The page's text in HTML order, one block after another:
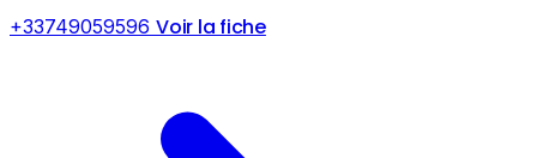
+33749059596 Voir la fiche